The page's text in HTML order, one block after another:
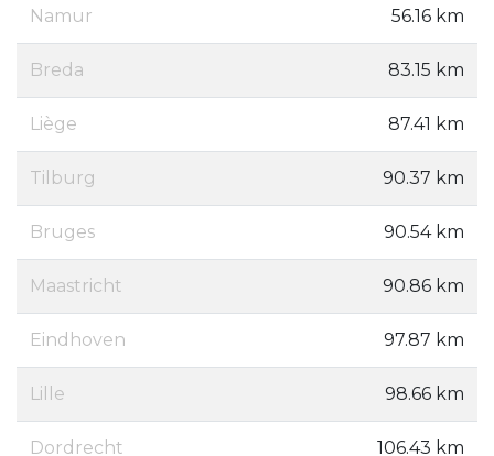
Namur 56.16 km
Breda 83.15 km
Liège 87.41 km
Tilburg 90.37 km
Bruges 90.54 km
Maastricht 90.86 km
Eindhoven 97.87 km
Lille 98.66 km
Dordrecht 106.43 km